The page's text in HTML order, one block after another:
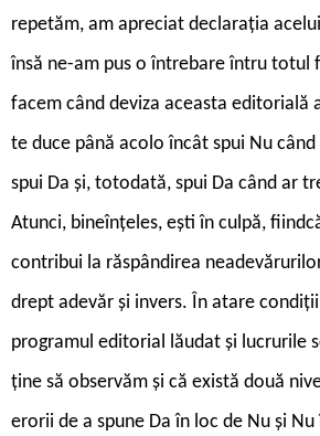
repetăm, am apreciat declarația
însă ne-am pus o întrebare întru totul
facem când deviza aceasta editorială
te duce până acolo încât spui Nu
spui Da și, totodată, spui Da când ar
Atunci, bineînțeles, ești în culpă,
contribui la răspândirea
drept adevăr și invers. În atare
programul editorial lăudat și lucrurile
ține să observăm și că există două
erorii de a spune Da în loc de Nu și